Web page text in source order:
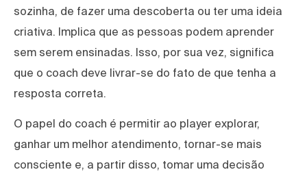
sozinha, de fazer uma descoberta ou ter uma ideia
criativa. Implica que as pessoas podem aprender
sem serem ensinadas. Isso, por sua vez, significa
que o coach deve livrar-se do fato de que tenha a
resposta correta.
O papel do coach é permitir ao player explorar,
ganhar um melhor atendimento, tornar-se mais
consciente e, a partir disso, tomar uma decisão